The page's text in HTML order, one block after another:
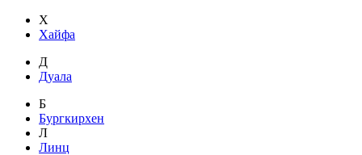
Х
Хайфа
Д
Дуала
Б
Бургкирхен
Л
Линц